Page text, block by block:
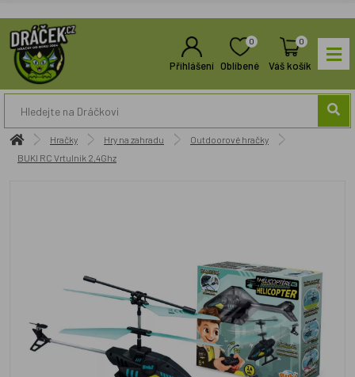
Přihlášení
0
Oblíbené
0
Váš košík
Hračky Hry na zahradu
Outdoorové hračky
BUKI RC Vrtulník 2,4Ghz